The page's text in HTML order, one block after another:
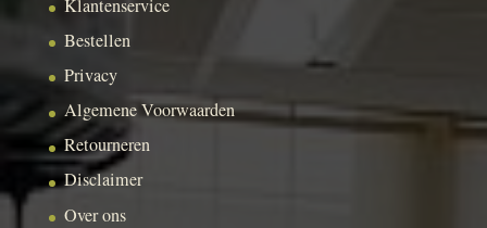
Klantenservice
Bestellen
Privacy
Algemene Voorwaarden
Retourneren
Disclaimer
Over ons